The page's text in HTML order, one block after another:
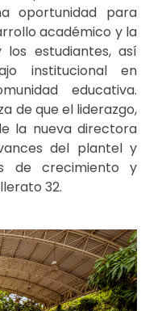
oportunidad para
académico y la
estudiantes, así
institucional en
educativa.
de que el liderazgo,
la nueva directora
del plantel y
de crecimiento y
32.